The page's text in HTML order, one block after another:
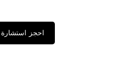
احجز استشارة